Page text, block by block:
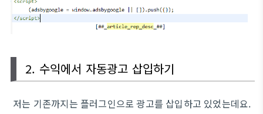
2. 수익에서 자동광고 삽입하기
저는 기존까지는 플러그인으로 광고를 삽입하고 있었는데요.